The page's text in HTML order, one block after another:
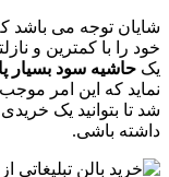
شایان توجه می باشد
خود را با کمترین و
یک حاشیه سود بسیار
نماید که این امر
شد تا بتوانید یک
داشته باشی.